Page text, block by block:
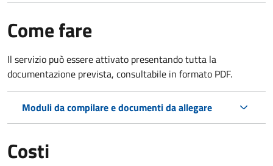
Come fare
Il servizio può essere attivato presentando tutta la
documentazione prevista, consultabile in formato PDF.
Moduli da compilare e documenti da allegare
Costi